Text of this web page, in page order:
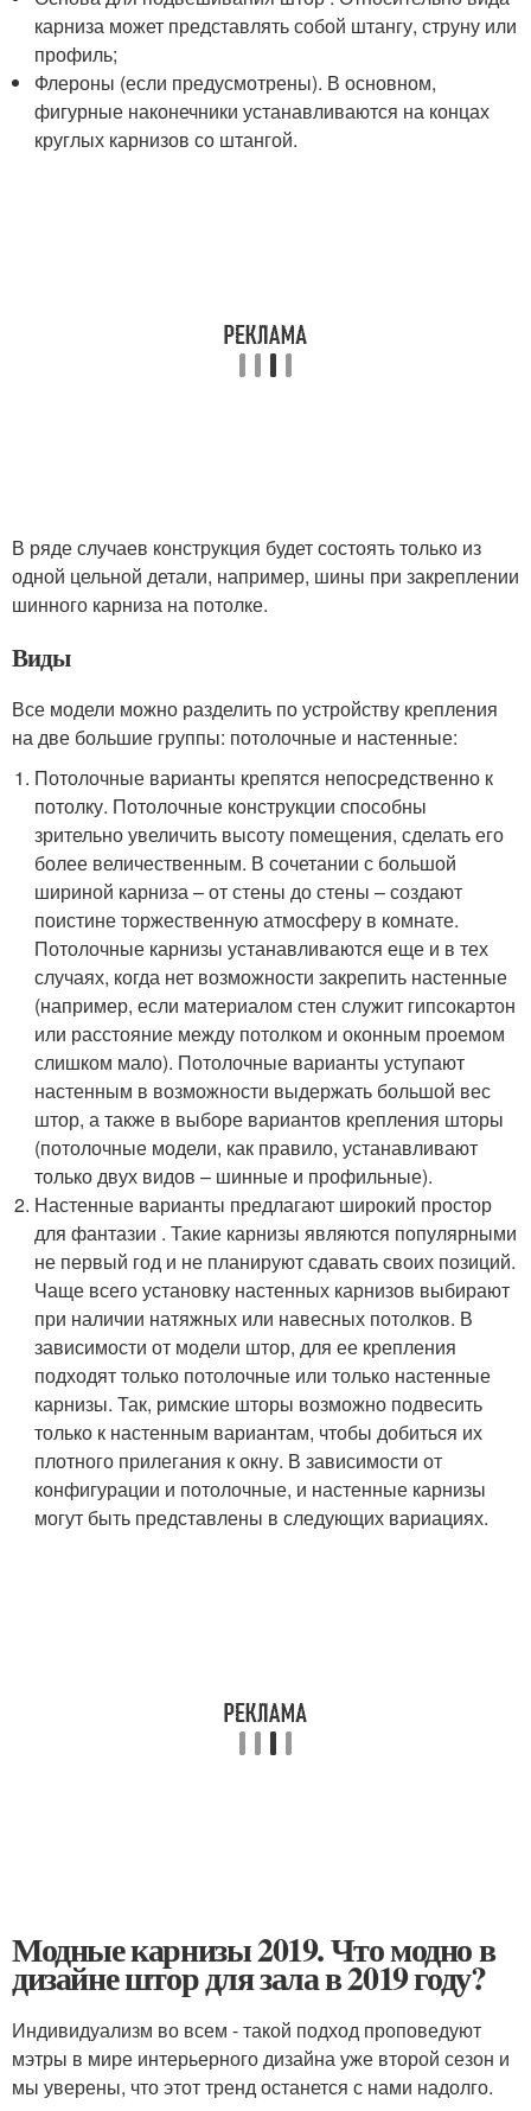
карниза может представлять собой штангу, струну или
профиль;
Флероны (если предусмотрены). В основном,
фигурные наконечники устанавливаются на концах
круглых карнизов со штангой.
В ряде случаев конструкция будет состоять только из
одной цельной детали, например, шины при закреплении
шинного карниза на потолке.
Виды
Все модели можно разделить по устройству крепления
на две большие группы: потолочные и настенные:
Потолочные варианты крепятся непосредственно к
потолку. Потолочные конструкции способны
зрительно увеличить высоту помещения, сделать его
более величественным. В сочетании с большой
шириной карниза – от стены до стены – создают
поистине торжественную атмосферу в комнате.
Потолочные карнизы устанавливаются еще и в тех
случаях, когда нет возможности закрепить настенные
(например, если материалом стен служит гипсокартон
или расстояние между потолком и оконным проемом
слишком мало). Потолочные варианты уступают
настенным в возможности выдержать большой вес
штор, а также в выборе вариантов крепления шторы
(потолочные модели, как правило, устанавливают
только двух видов – шинные и профильные).
Настенные варианты предлагают широкий простор
для фантазии . Такие карнизы являются популярными
не первый год и не планируют сдавать своих позиций.
Чаще всего установку настенных карнизов выбирают
при наличии натяжных или навесных потолков. В
зависимости от модели штор, для ее крепления
подходят только потолочные или только настенные
карнизы. Так, римские шторы возможно подвесить
только к настенным вариантам, чтобы добиться их
плотного прилегания к окну. В зависимости от
конфигурации и потолочные, и настенные карнизы
могут быть представлены в следующих вариациях.
Модные карнизы 2019. Что модно в
дизайне штор для зала в 2019 году?
Индивидуализм во всем - такой подход проповедуют
мэтры в мире интерьерного дизайна уже второй сезон и
мы уверены, что этот тренд останется с нами надолго.